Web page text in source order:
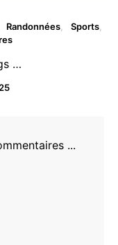
Randonnées
Sports
…
...